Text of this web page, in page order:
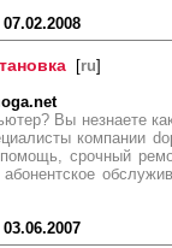
07.02.2008
[ru]
Вы незнаете
компании
срочный
03.06.2007